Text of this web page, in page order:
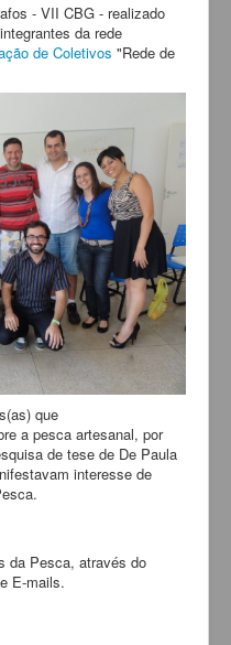
- VII CBG - realizado
da rede
de Coletivos "Rede de
que
a pesca artesanal, por
de tese de De Paula
interesse de
da Pesca, através do
E-mails.